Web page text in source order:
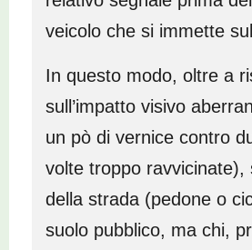
veicolo che si immette
In questo modo, oltre a
sull’impatto visivo
un pò di vernice contro
volte troppo ravvicinate),
della strada (pedone o
suolo pubblico, ma chi,